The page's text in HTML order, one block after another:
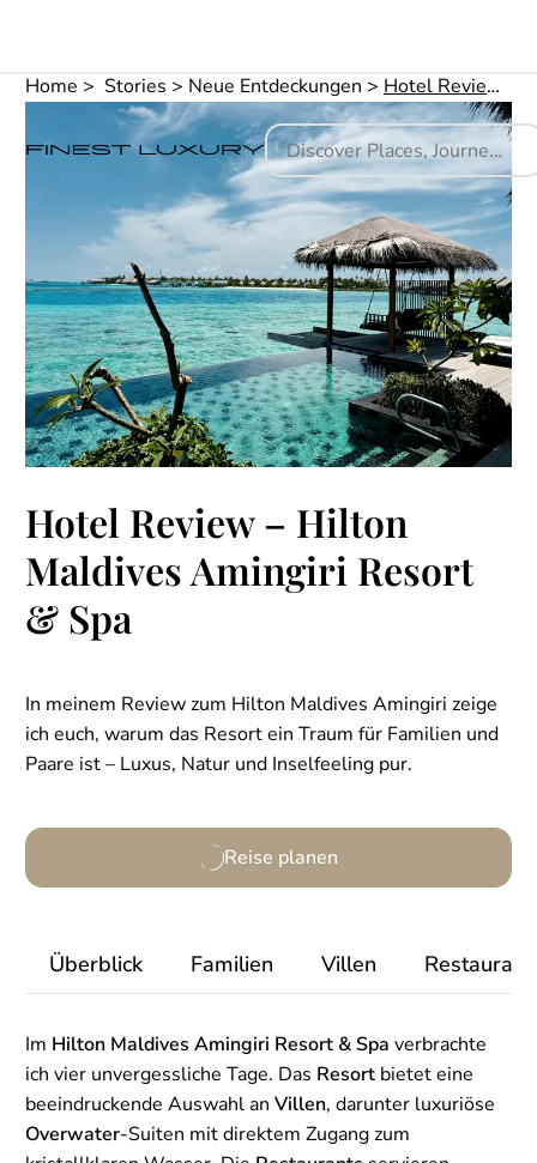
Home Stories Neue Entdeckungen Hotel Review – Hilton Maldives Amingiri Resort & Spa
Hotel Review – Hilton
Maldives Amingiri Resort
& Spa
In meinem Review zum Hilton Maldives Amingiri zeige
ich euch, warum das Resort ein Traum für Familien und
Paare ist – Luxus, Natur und Inselfeeling pur.
Reise planen
Überblick Familien Villen
Im Hilton Maldives Amingiri Resort & Spa verbrachte
ich vier unvergessliche Tage. Das Resort bietet eine
beeindruckende Auswahl an Villen, darunter luxuriöse
Overwater-Suiten mit direktem Zugang zum